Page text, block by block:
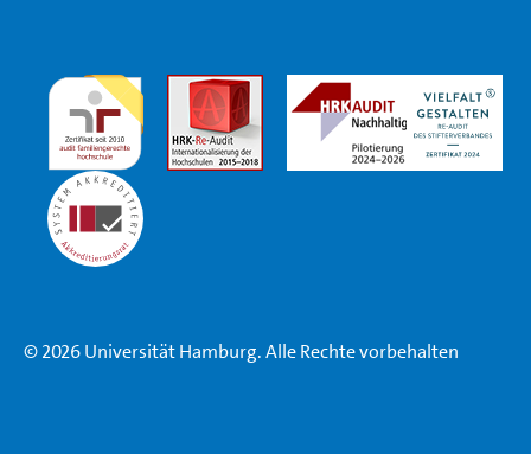
© 2026 Universität Hamburg. Alle Rechte vorbehalten